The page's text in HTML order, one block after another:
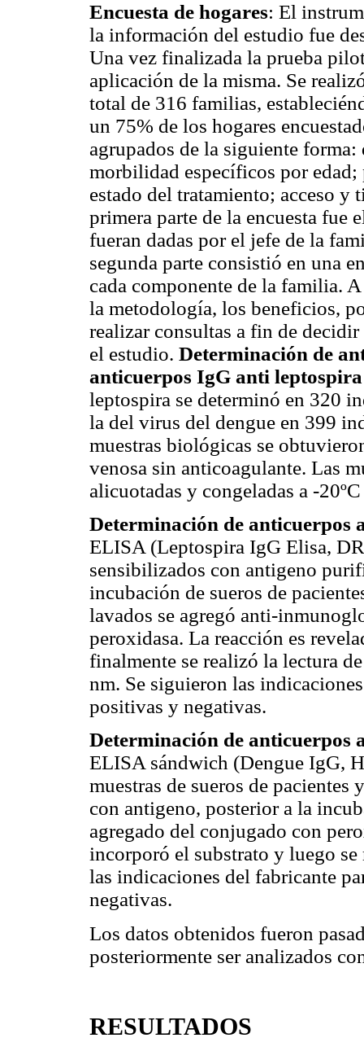
Encuesta de hogares: El
la información del estudio fue
Una vez finalizada la prueba
aplicación de la misma. Se
total de 316 familias,
un 75% de los hogares
agrupados de la siguiente
morbilidad específicos por edad;
estado del tratamiento; acceso
primera parte de la encuesta fue
fueran dadas por el jefe de la
segunda parte consistió en una
cada componente de la familia.
la metodología, los beneficios,
realizar consultas a fin de
el estudio. Determinación de
anticuerpos IgG anti leptospira
leptospira se determinó en 320
la del virus del dengue en 399
muestras biológicas se
venosa sin anticoagulante. Las
alicuotadas y congeladas a -
Determinación de anticuerpos
ELISA (Leptospira IgG Elisa,
sensibilizados con antigeno
incubación de sueros de
lavados se agregó anti-
peroxidasa. La reacción es
finalmente se realizó la lectura
nm. Se siguieron las
positivas y negativas.
Determinación de anticuerpos
ELISA sándwich (Dengue IgG,
muestras de sueros de
con antigeno, posterior a la
agregado del conjugado con
incorporó el substrato y luego
las indicaciones del fabricante
negativas.
Los datos obtenidos fueron
posteriormente ser analizados
RESULTADOS